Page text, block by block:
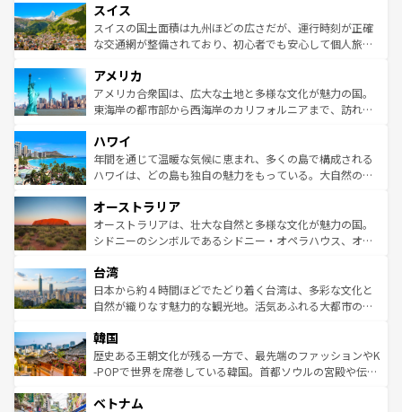
れる地方に足を運ぶとそれぞれで全く異なる文化を体験で
きるだろう。 なお、新着のフランス情報はコンテンツ一覧
を参照してほしい。
は、お酒好きな人にはぜひ体験してほしい。 なお、新着の
ドイツ情報はコンテンツ一覧を参照してほしい。
リアごとに異なる魅力がある。また、優雅なアフタヌーン
ティー、ビール好きにはたまらない英国パブ、サッカー観
戦など、本場だからこそできる体験も豊富。イギリスを旅
ンツ一覧を参照してほしい。
スイス
スイスの国土面積は九州ほどの広さだが、運行時刻が正確
な交通網が整備されており、初心者でも安心して個人旅行
の建物がそのまま残る町や、スイスならではのユニークな
博物館もあり、アルプス観光だけでなく町歩きも満喫する
ことができる。国民の所得が高いため物価も高いが、旅行
ば市内交通費無料で観光を楽しむこともできる。 なお、新
着のスイス情報はコンテンツ一覧 を参照してほしい。
アメリカ
アメリカ合衆国は、広大な土地と多様な文化が魅力の国。
東海岸の都市部から西海岸のカリフォルニアまで、訪れる
のような巨大都市は、観光、ショッピング、エンターテイ
ンメントが詰まった刺激的なスポットだ。一方、アメリカ
西部には大自然が広がり、グランドキャニオンやイエロー
部のニューオーリンズでは、音楽と美食が融合した独特の
文化が魅力。旅行者はアメリカの各地域で異なる魅力を楽
しみながら、その多様性と豊かな歴史を感じることができ
ならではの贅沢な旅のスタイルだ。 なお、新着のアメリカ
情報はコンテンツ一覧を参照してほしい。
ハワイ
年間を通じて温暖な気候に恵まれ、多くの島で構成される
ハワイは、どの島も独自の魅力をもっている。大自然の神
ワイ島は見逃せない。また、定番の観光地といえばオアフ
島だが、静かな自然を求めるならマウイ島やカウアイ島が
おすすめ。エメラルドグリーンに輝く海をはじめ、豊かな
れるおもてなしの心で訪れる人々を迎えてくれるハワイの
人々、おいしいローカルフードやハワイアンミュージッ
ク、伝統的なフラダンスなど、すべてがハワイの魅力を彩
ワイを、存分に味わってほしい。 なお、新着のハワイ情報
はコンテンツ一覧を参照してほしい。
オーストラリア
オーストラリアは、壮大な自然と多様な文化が魅力の国。
シドニーのシンボルであるシドニー・オペラハウス、オー
リアリーフや大陸中央部にそびえるウルル（エアーズロッ
ク）、タスマニアの美しい原生林やケアンズの熱帯雨林な
ど、見どころがたくさん。また、カフェやワイン、オージ
いる。アクティビティも充実しており、サーフィンやダイ
ビング、ハイキングなど、アウトドア好きにはたまらな
い。オーストラリアの多彩な魅力を存分に味わいつくそ
参照してほしい。
台湾
日本から約４時間ほどでたどり着く台湾は、多彩な文化と
自然が織りなす魅力的な観光地。活気あふれる大都市の台
ン）、静ひつな山岳地帯である台湾東部など、都市の喧騒
と山間の静けさが共存しており、訪れる人に新しい発見と
驚きをもたらしてくれる。また、奥深い台湾の食文化も魅
容にもいいと評判のスイーツなど、バラエティ豊かな料理
韓国
歴史ある王朝文化が残る一方で、最先端のファッションやK
-POPで世界を席巻している韓国。首都ソウルの宮殿や伝統
き、地方に足を延ばせば四季折々の自然美を楽しむことが
ベトナム